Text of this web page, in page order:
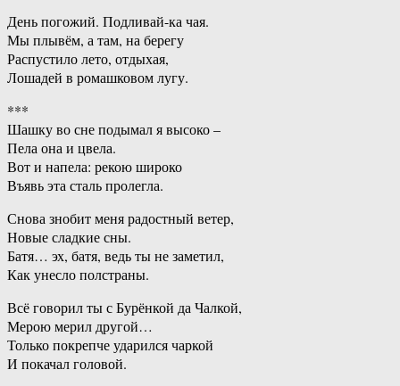
День погожий. Подливай-ка чая.
Мы плывём, а там, на берегу
Распустило лето, отдыхая,
Лошадей в ромашковом лугу.
***
Шашку во сне подымал я высоко –
Пела она и цвела.
Вот и напела: рекою широко
Въявь эта сталь пролегла.
Снова знобит меня радостный ветер,
Новые сладкие сны.
Батя… эх, батя, ведь ты не заметил,
Как унесло полстраны.
Всё говорил ты с Бурёнкой да Чалкой,
Мерою мерил другой…
Только покрепче ударился чаркой
И покачал головой.